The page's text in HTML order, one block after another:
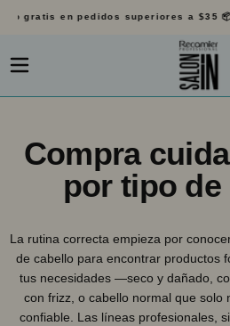
SALTAR
gratis en pedidos superiores a $35 📦✨
Compra
por tipo
La rutina correcta empieza por
de cabello para encontrar productos
tus necesidades —seco y dañado,
con frizz, o cabello normal que solo
confiable. Las líneas profesionales,